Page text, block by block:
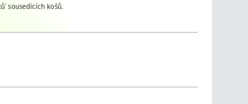
sousedících košů.